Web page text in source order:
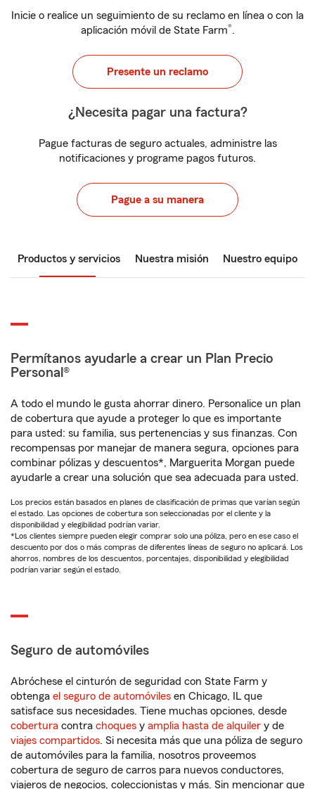
Inicie o realice un seguimiento de su reclamo en línea o con la
aplicación móvil de State Farm®.
Presente un reclamo
¿Necesita pagar una factura?
Pague facturas de seguro actuales, administre las
notificaciones y programe pagos futuros.
Pague a su manera
Productos y servicios Nuestra misión Nuestro equipo
Permítanos ayudarle a crear un Plan Precio
Personal®
A todo el mundo le gusta ahorrar dinero. Personalice un plan
de cobertura que ayude a proteger lo que es importante
para usted: su familia, sus pertenencias y sus finanzas. Con
recompensas por manejar de manera segura, opciones para
combinar pólizas y descuentos*, Marguerita Morgan puede
ayudarle a crear una solución que sea adecuada para usted.
Los precios están basados en planes de clasificación de primas que varían según
el estado. Las opciones de cobertura son seleccionadas por el cliente y la
disponibilidad y elegibilidad podrían variar.
*Los clientes siempre pueden elegir comprar solo una póliza, pero en ese caso el
descuento por dos o más compras de diferentes líneas de seguro no aplicará. Los
ahorros, nombres de los descuentos, porcentajes, disponibilidad y elegibilidad
podrían variar según el estado.
Seguro de automóviles
Abróchese el cinturón de seguridad con State Farm y
obtenga el seguro de automóviles en Chicago, IL que
satisface sus necesidades. Tiene muchas opciones, desde
cobertura contra choques y amplia hasta de alquiler y de
viajes compartidos. Si necesita más que una póliza de seguro
de automóviles para la familia, nosotros proveemos
cobertura de seguro de carros para nuevos conductores,
viajeros de negocios, coleccionistas y más. Sin mencionar que